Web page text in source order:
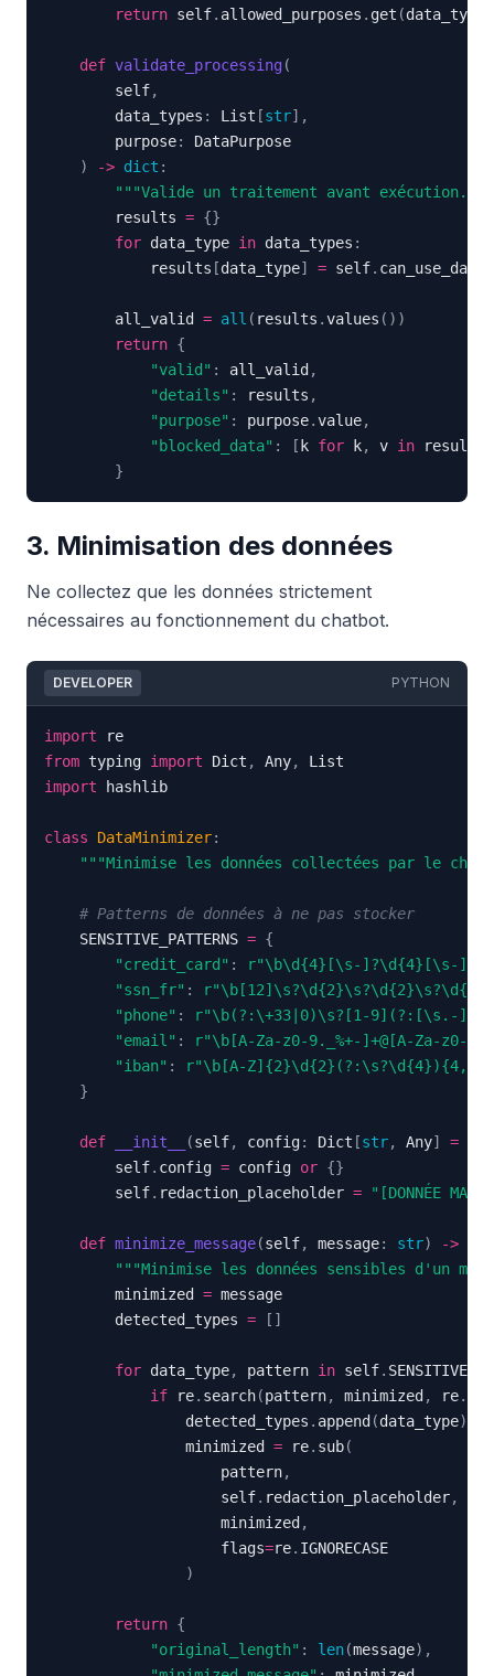
return self. allowed_purposes . get (data_type
def validate_processing(
        self
,
        data_types
: List [str] ,
        purpose
:
)
-> dict :
"""Valide un traitement avant exécution."""
        results
= {}
for data_type in data_types :
            results
[data_type] = self. can_use_data
        all_valid
= all ( results .values ( ) )
return {
"valid" : all_valid ,
"details" : results ,
"purpose" : purpose.value,
"blocked_data" : [ k for k, v in results
}
3. Minimisation des données
Ne collectez que les données strictement
nécessaires au fonctionnement du chatbot.
DEVELOPER PYTHON
import
from typing import Dict , Any,
import
class DataMinimizer:
"""Minimise les données collectées par le
# Patterns de données à ne pas stocker
    SENSITIVE_PATTERNS
= {
"credit_card" :
r"\b\d{4}[\s-]?\d{4}[\s-
"ssn_fr" :
"phone" :
r"\b(?:\+33|0)\s?[1-9](?:[\s.-
"email" :
r"\b[A-Za-z0-9._%+-]+@[A-Za-
"iban" :
r"\b[A-
}
def __init__ (self, config: Dict [str, Any] =
        self
. config = config or {}
        self
. redaction_placeholder = "[DONNÉE
def minimize_message(self, message: str) ->
"""Minimise les données sensibles d'un
        minimized
=
        detected_types
= [ ]
for data_type, pattern in self.
if re. search(pattern, minimized , re.
                detected_types
. append (data_type)
                minimized
= re. sub(
                    pattern
,
                    self
. redaction_placeholder,
                    minimized
,
                    flags
=re.
)
return {
"original_length" : len(message) ,